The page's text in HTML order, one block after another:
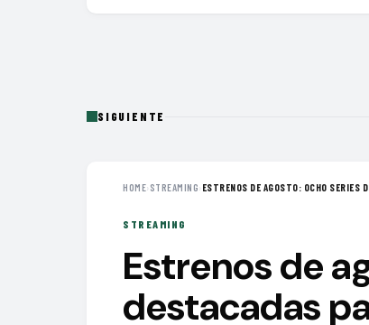
SIGUIENTE
HOME› STREAMING› ESTRENOS DE AGOSTO: OCHO SERIES
STREAMING
Estrenos de
destacadas